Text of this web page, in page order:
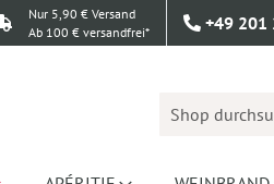
Nur 5,90 € Versand
Ab 100 € versandfrei*
+49 201